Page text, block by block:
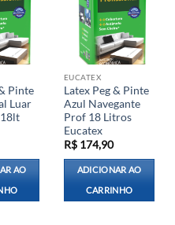
Pinte
Luar
AO
EUCATEX
Latex Peg & Pinte
Azul Navegante
Prof 18 Litros
Eucatex
R$174,90
ADICIONAR AO
CARRINHO